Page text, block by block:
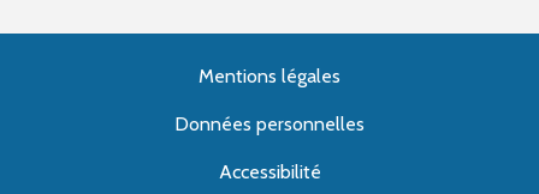
Mentions légales
Données personnelles
Accessibilité